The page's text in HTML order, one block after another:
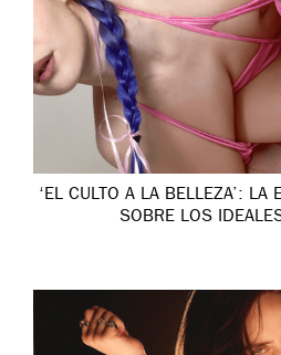
‘EL CULTO A LA BELLEZA’: LA
SOBRE LOS